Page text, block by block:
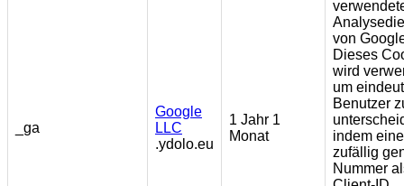
_ga
Google
LLC
.ydolo.eu
1 Jahr 1
Monat
von
Dieses
wird
um
Benutzer
indem eine
zufällig
Nummer